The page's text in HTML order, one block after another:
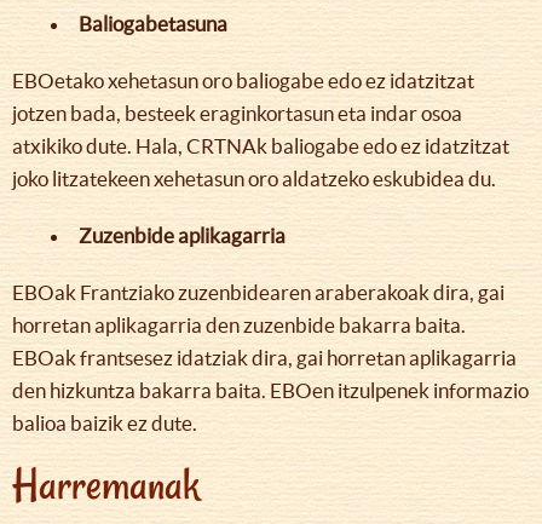
Baliogabetasuna
EBOetako xehetasun oro baliogabe edo ez idatzitzat
jotzen bada, besteek eraginkortasun eta indar osoa
atxikiko dute. Hala, CRTNAk baliogabe edo ez idatzitzat
joko litzatekeen xehetasun oro aldatzeko eskubidea du.
Zuzenbide aplikagarria
EBOak Frantziako zuzenbidearen araberakoak dira, gai
horretan aplikagarria den zuzenbide bakarra baita.
EBOak frantsesez idatziak dira, gai horretan aplikagarria
den hizkuntza bakarra baita. EBOen itzulpenek informazio
balioa baizik ez dute.
Harremanak